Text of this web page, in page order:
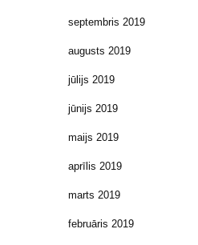
septembris 2019
augusts 2019
jūlijs 2019
jūnijs 2019
maijs 2019
aprīlis 2019
marts 2019
februāris 2019